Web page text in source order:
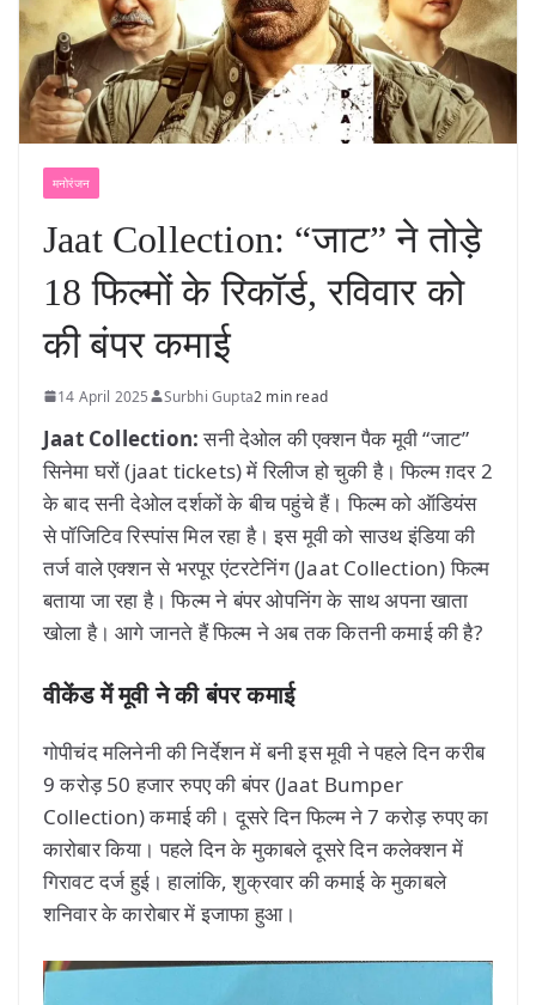
मनोरंजन
Jaat Collection: “जाट” ने तोड़े
18 फिल्मों के रिकॉर्ड, रविवार को
की बंपर कमाई
14 April 2025 Surbhi Gupta2 min read
Jaat Collection:सनी देओल की एक्शन पैक मूवी “जाट”
सिनेमा घरों (jaat tickets) में रिलीज हो चुकी है। फिल्म ग़दर 2
के बाद सनी देओल दर्शकों के बीच पहुंचे हैं। फिल्म को ऑडियंस
से पॉजिटिव रिस्पांस मिल रहा है। इस मूवी को साउथ इंडिया की
तर्ज वाले एक्शन से भरपूर एंटरटेनिंग (Jaat Collection) फिल्म
बताया जा रहा है। फिल्म ने बंपर ओपनिंग के साथ अपना खाता
खोला है। आगे जानते हैं फिल्म ने अब तक कितनी कमाई की है?
वीकेंड में मूवी ने की बंपर कमाई
गोपीचंद मलिनेनी की निर्देशन में बनी इस मूवी ने पहले दिन करीब
9 करोड़ 50 हजार रुपए की बंपर (Jaat Bumper
Collection) कमाई की। दूसरे दिन फिल्म ने 7 करोड़ रुपए का
कारोबार किया। पहले दिन के मुकाबले दूसरे दिन कलेक्शन में
गिरावट दर्ज हुई। हालांकि, शुक्रवार की कमाई के मुकाबले
शनिवार के कारोबार में इजाफा हुआ।